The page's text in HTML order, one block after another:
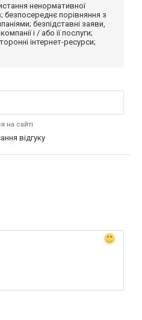
ненормативної
безпосереднє порівняння з
безпідставні заяви,
і / або її послуги;
інтернет-ресурси;
на сайті
відгуку